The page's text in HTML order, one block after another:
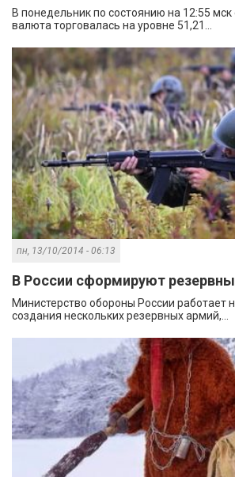
В понедельник по состоянию на 12:55 мск
валюта торговалась на уровне 51,21...
пн, 13/10/2014 - 06:13
В России сформируют
Министерство обороны России работает
создания нескольких резервных армий,...